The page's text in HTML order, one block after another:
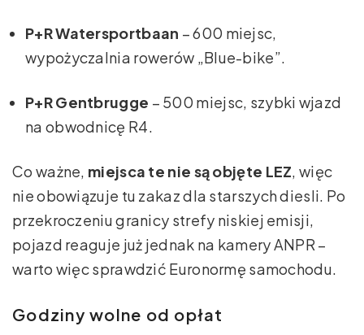
P+R Watersportbaan – 600 miejsc,
wypożyczalnia rowerów „Blue-bike”.
P+R Gentbrugge – 500 miejsc, szybki wjazd
na obwodnicę R4.
Co ważne, miejsca te nie są objęte LEZ, więc
nie obowiązuje tu zakaz dla starszych diesli. Po
przekroczeniu granicy strefy niskiej emisji,
pojazd reaguje już jednak na kamery ANPR –
warto więc sprawdzić Euronormę samochodu.
Godziny wolne od opłat